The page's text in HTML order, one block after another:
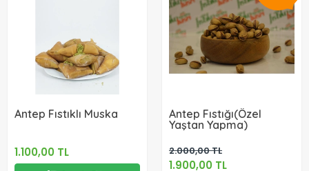
Antep Fıstıklı Muska
1.100,00 TL
Antep Fıstığı(Özel
Yaştan Yapma)
2.000,00 TL
1.900,00 TL